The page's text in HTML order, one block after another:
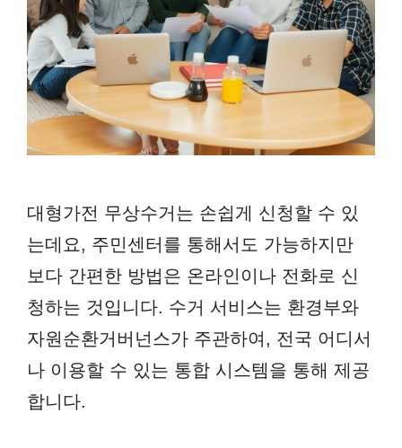
대형가전 무상수거는 손쉽게 신청할 수 있
는데요, 주민센터를 통해서도 가능하지만
보다 간편한 방법은 온라인이나 전화로 신
청하는 것입니다. 수거 서비스는 환경부와
자원순환거버넌스가 주관하여, 전국 어디서
나 이용할 수 있는 통합 시스템을 통해 제공
합니다.